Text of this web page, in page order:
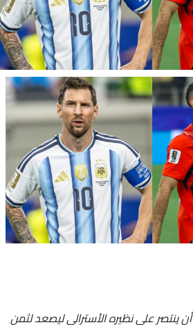
ينتصر على نظيره الأسترالي ليصعد لثمن